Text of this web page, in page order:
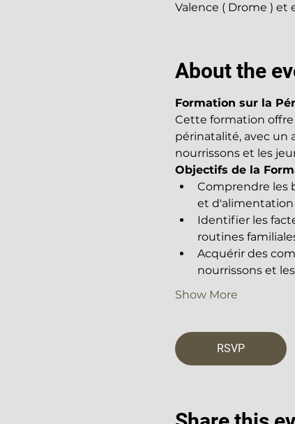
Valence ( Drome ) et
About the
Formation sur la
Cette formation
périnatalité, avec un
nourrissons et les
Objectifs de la
Comprendre les
et d'alimentation
Identifier les
routines
Acquérir des
nourrissons et
Show More
RSVP